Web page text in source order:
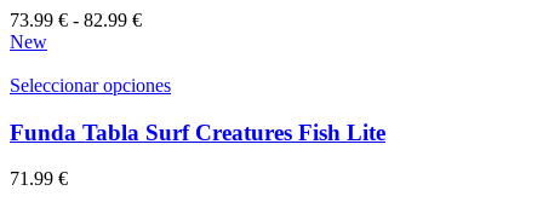
se
pueden
elegir
en
73.99 € - 82.99 €Rango
desde
hasta
82.99 €
New
Seleccionar opcionesEste
tiene
múltiples
Funda Tabla Surf Creatures Fish Lite
71.99 €